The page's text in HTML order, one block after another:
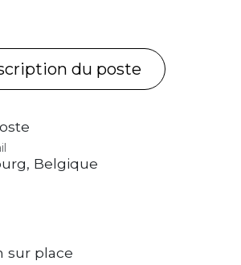
du poste
, Belgique
sur place